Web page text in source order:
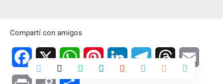
Compartí con amigos
Facebook
X WhatsAppPinterestLinkedInTelegramThreads